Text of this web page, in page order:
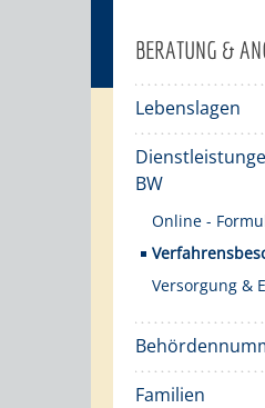
BERATUNG &
Lebenslagen
BW
Online -
Versorgung &
Familien